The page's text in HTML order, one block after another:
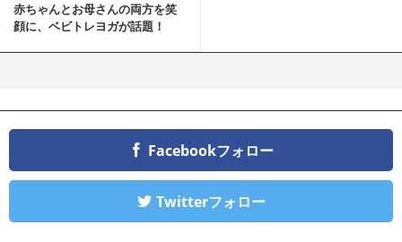
赤ちゃんとお母さんの両方を笑
顔に、ベビトレヨガが話題！
Facebookフォロー
Twitterフォロー